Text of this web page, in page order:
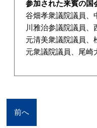
参加された来賓の国
谷畑孝衆議院議員、
川雅治参議院議員
元清美衆議院議員、
元衆議院議員、尾崎
前へ